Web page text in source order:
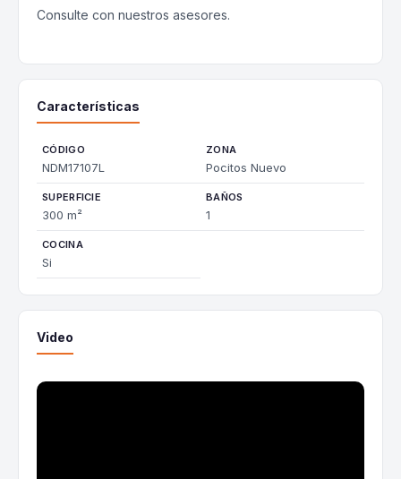
Consulte con nuestros asesores.
Características
CÓDIGO
NDM17107L
ZONA
Pocitos Nuevo
SUPERFICIE
300 m²
BAÑOS
1
COCINA
Si
Video